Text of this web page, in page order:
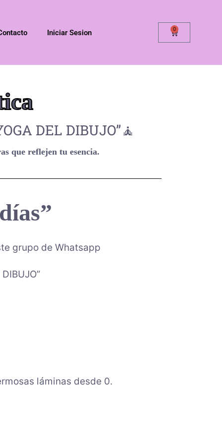
Iniciar Sesion 0
DEL DIBUJO”🧘
que reflejen tu esencia.
grupo de Whatsapp
láminas desde 0.